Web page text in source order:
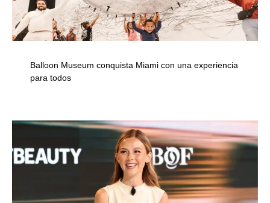
Balloon Museum conquista Miami con una experiencia
para todos